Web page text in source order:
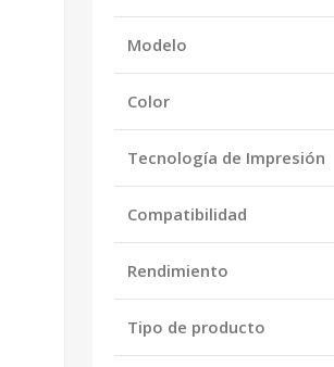
Modelo
Color
Tecnología de Impresión
Compatibilidad
Rendimiento
Tipo de producto